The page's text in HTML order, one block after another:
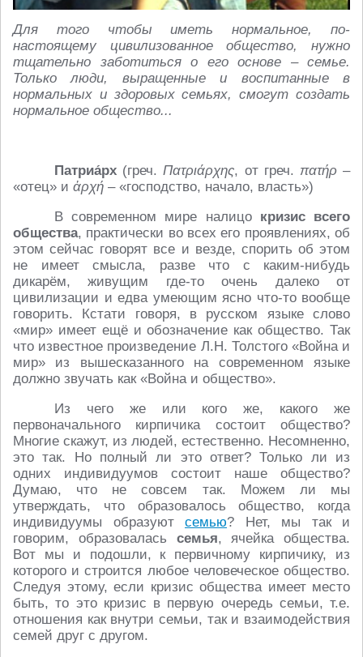
Для того чтобы иметь нормальное, по-
настоящему цивилизованное общество, нужно
тщательно заботиться о его основе – семье.
Только люди, выращенные и воспитанные в
нормальных и здоровых семьях, смогут создать
нормальное общество...
Патриа́рх (греч.Πατριάρχης, от греч. πατήρ–
«отец» и ἀρχή – «господство, начало, власть»)
В современном мире налицо кризис всего
общества, практически во всех его проявлениях, об
этом сейчас говорят все и везде, спорить об этом
не имеет смысла, разве что с каким-нибудь
дикарём, живущим где-то очень далеко от
цивилизации и едва умеющим ясно что-то вообще
говорить. Кстати говоря, в русском языке слово
«мир» имеет ещё и обозначение как общество. Так
что известное произведение Л.Н. Толстого «Война и
мир» из вышесказанного на современном языке
должно звучать как «Война и общество».
Из чего же или кого же, какого же
первоначального кирпичика состоит общество?
Многие скажут, из людей, естественно. Несомненно,
это так. Но полный ли это ответ? Только ли из
одних индивидуумов состоит наше общество?
Думаю, что не совсем так. Можем ли мы
утверждать, что образовалось общество, когда
индивидуумы образуют семью? Нет, мы так и
говорим, образовалась семья, ячейка общества.
Вот мы и подошли, к первичному кирпичику, из
которого и строится любое человеческое общество.
Следуя этому, если кризис общества имеет место
быть, то это кризис в первую очередь семьи, т.е.
отношения как внутри семьи, так и взаимодействия
семей друг с другом.